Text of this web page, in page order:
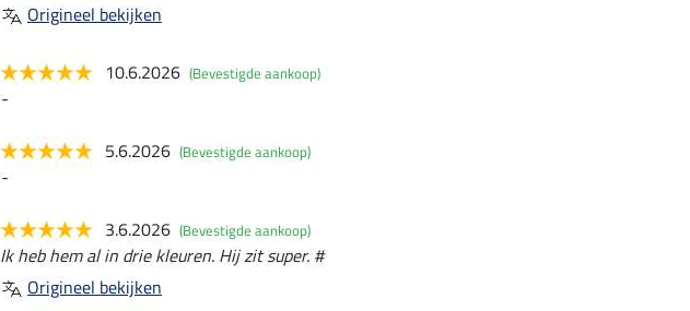
Origineel bekijken
10.6.2026 (Bevestigde aankoop)
-
5.6.2026 (Bevestigde aankoop)
-
3.6.2026 (Bevestigde aankoop)
Ik heb hem al in drie kleuren. Hij zit super. #
Origineel bekijken